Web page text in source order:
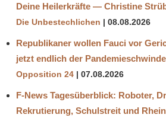
Deine Heilerkräfte — Christine
Die Unbestechlichen 08.08.2026
Republikaner wollen Fauci vor
jetzt endlich der
Opposition 24 07.08.2026
F-News Tagesüberblick: Roboter,
Rekrutierung, Schulstreit und